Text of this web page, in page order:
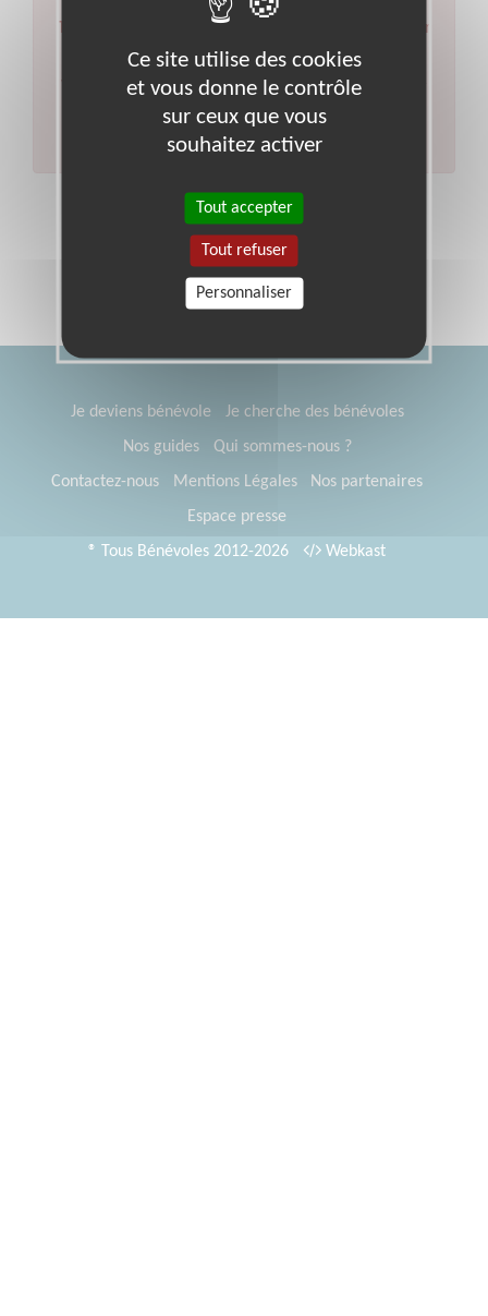
Type d'action :
Responsable associatif, Coordinateur
d'équipeCode postal :8Ville :Ardennes
Veuillez indiquer moins de critères et/ou remplacer
votre code postal par celui de votre département.
Effectuer une nouvelle recherche
Je deviens bénévole
Je cherche des bénévoles
Nos guides
Qui sommes-nous ?
Contactez-nous
Mentions Légales
Nos partenaires
Espace presse
® Tous Bénévoles 2012-2026
Webkast
Ce site utilise des cookies
et vous donne le contrôle
sur ceux que vous
souhaitez activer
Tout accepter
Tout refuser
Personnaliser